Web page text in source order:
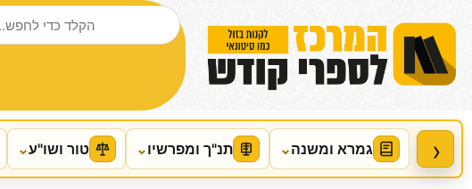
גמרא ומשנה⌄ תנ"ך ומפרשיו⌄ טור ושו"ע⌄ ›